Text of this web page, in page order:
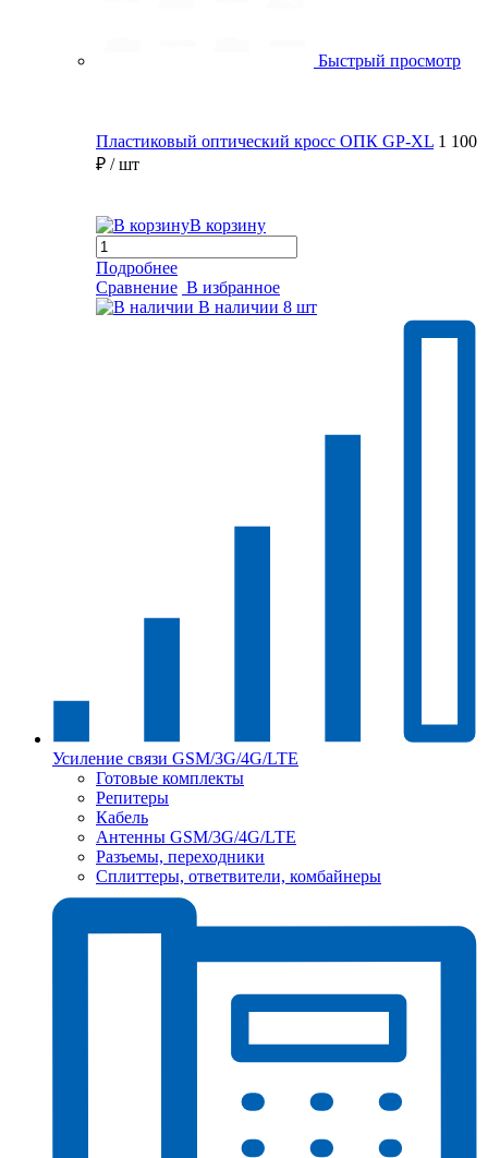
Быстрый просмотр
Пластиковый оптический кросс ОПК GP-XL 1 100
₽ / шт
В корзину
Подробнее
Сравнение В избранное
В наличии 8 шт
Усиление связи GSM/3G/4G/LTE
Готовые комплекты
Репитеры
Кабель
Антенны GSM/3G/4G/LTE
Разъемы, переходники
Сплиттеры, ответвители, комбайнеры